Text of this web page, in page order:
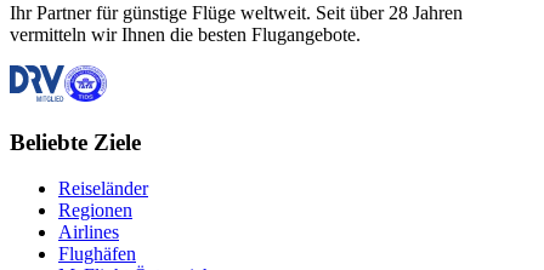
Ihr Partner für günstige Flüge weltweit. Seit über 28 Jahren
vermitteln wir Ihnen die besten Flugangebote.
Beliebte Ziele
Reiseländer
Regionen
Airlines
Flughäfen